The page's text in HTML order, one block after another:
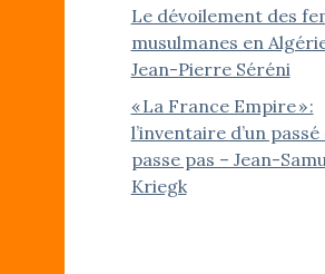
Le dévoilement des
musulmanes en
Jean-Pierre Séréni
« La France Empire » :
l’inventaire d’un
passe pas – Jean-
Kriegk